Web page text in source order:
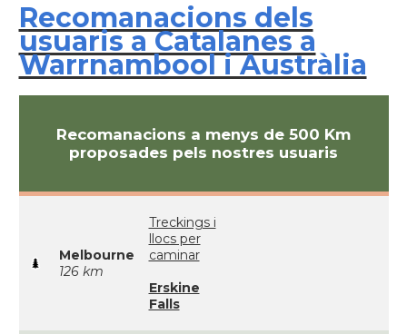
Recomanacions dels
usuaris a Catalanes a
Warrnambool i Austràlia
Recomanacions a menys de 500 Km
proposades pels nostres usuaris
Melbourne
126 km
Treckings i
llocs per
caminar
Erskine
Falls